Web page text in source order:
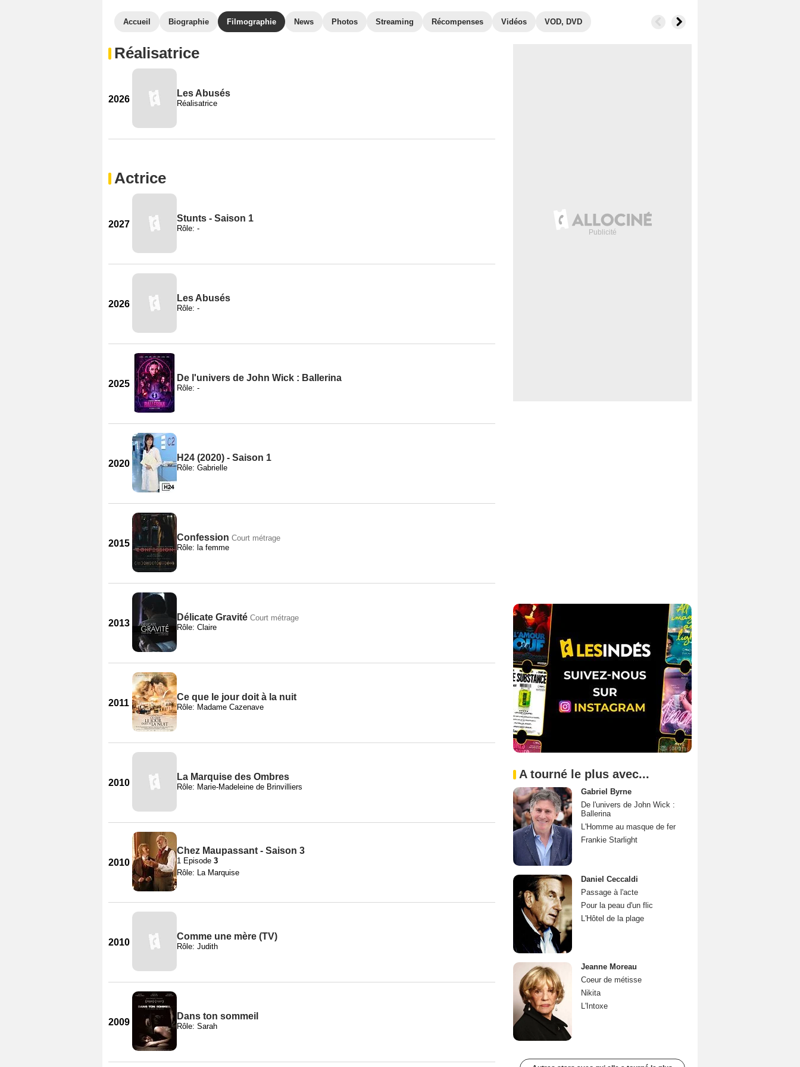
Accueil Biographie Filmographie News Photos Streaming Récompenses Vidéos VOD, DVD
Réalisatrice
2026
Les Abusés
Réalisatrice
Actrice
2027
Stunts - Saison 1
Rôle: -
2026
Les Abusés
Rôle: -
2025
De l'univers de John Wick : Ballerina
Rôle: -
2020
H24 (2020) - Saison 1
Rôle: Gabrielle
2015
Confession Court métrage
Rôle: la femme
2013
Délicate Gravité Court métrage
Rôle: Claire
2011
Ce que le jour doit à la nuit
Rôle: Madame Cazenave
2010
La Marquise des Ombres
Rôle: Marie-Madeleine de Brinvilliers
2010
Chez Maupassant - Saison 3
1 Episode 3
Rôle: La Marquise
2010
Comme une mère (TV)
Rôle: Judith
2009
Dans ton sommeil
Rôle: Sarah
A tourné le plus avec...
Gabriel Byrne
De l'univers de John Wick :
Ballerina
L'Homme au masque de fer
Frankie Starlight
Daniel Ceccaldi
Passage à l'acte
Pour la peau d'un flic
L'Hôtel de la plage
Jeanne Moreau
Coeur de métisse
Nikita
L'Intoxe